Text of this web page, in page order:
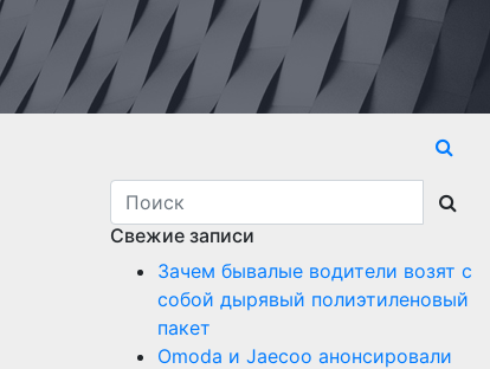
Свежие записи
Зачем бывалые водители возят с
собой дырявый полиэтиленовый
пакет
Оmoda и Jaecoo анонсировали